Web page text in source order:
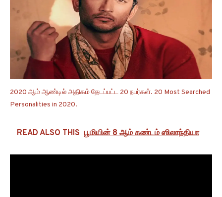
2020 ஆம் ஆண்டில் அதிகம் தேடப்பட்ட 20 நபர்கள். 20 Most Searched
Personalities in 2020.
READ ALSO THIS பூமியின் 8 ஆம் கண்டம் ஸிலாந்தியா